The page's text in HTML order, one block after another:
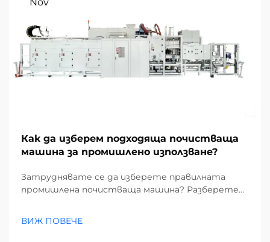
Как да изберем подходяща почистваща
машина за промишлено използване?
Затруднявате се да изберете правилната
промишлена почистваща машина? Разберете
Намалете разходите и повишете
ВИЖ ПОВЕЧЕ